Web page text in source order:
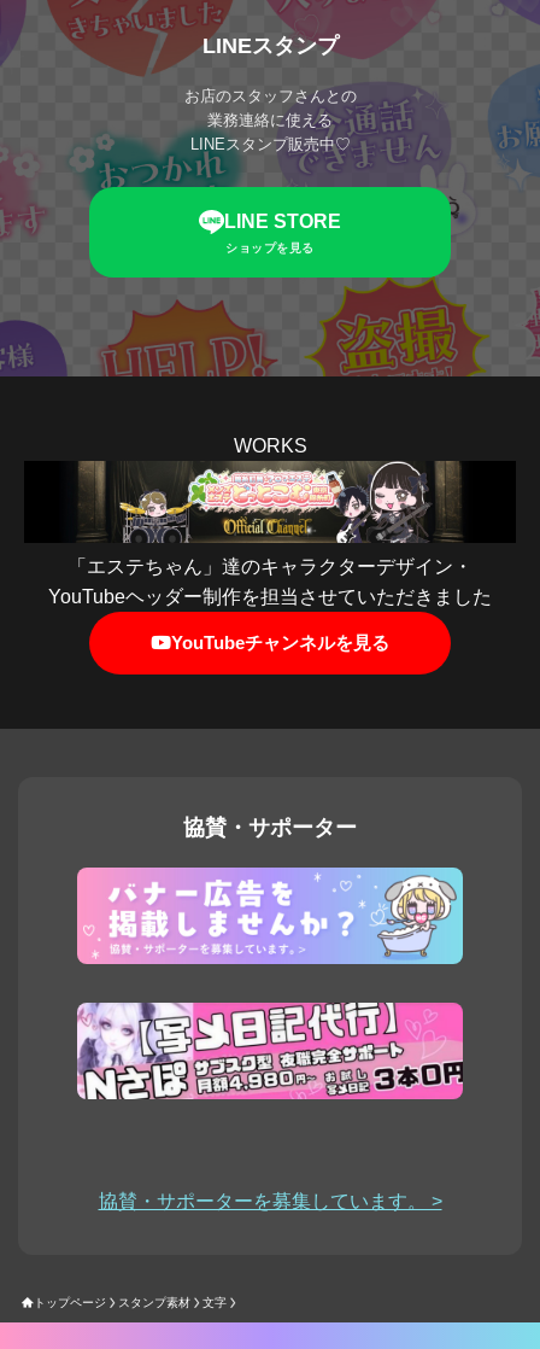
LINEスタンプ
お店のスタッフさんとの
業務連絡に使える
LINEスタンプ販売中♡
LINE STORE
ショップを見る
WORKS
「エステちゃん」達のキャラクターデザイン・
YouTubeヘッダー制作を担当させていただきました
YouTubeチャンネルを見る
協賛・サポーター
協賛・サポーターを募集しています。 >
トップページ スタンプ素材 文字